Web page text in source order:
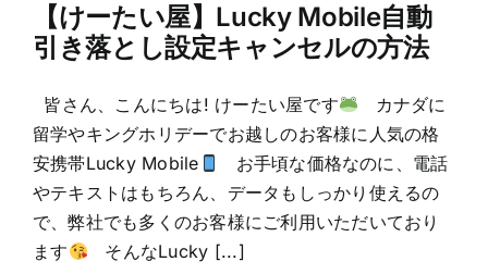
【けーたい屋】Lucky Mobile自動
引き落とし設定キャンセルの方法
皆さん、こんにちは! けーたい屋です
カナダに
留学やキングホリデーでお越しのお客様に人気の格
安携帯Lucky Mobile
お手頃な価格なのに、電話
やテキストはもちろん、データもしっかり使えるの
で、弊社でも多くのお客様にご利用いただいており
ます
そんなLucky [...]